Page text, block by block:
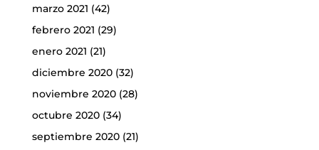
marzo 2021 (42)
febrero 2021 (29)
enero 2021 (21)
diciembre 2020(32)
noviembre 2020(28)
octubre 2020(34)
septiembre 2020(21)